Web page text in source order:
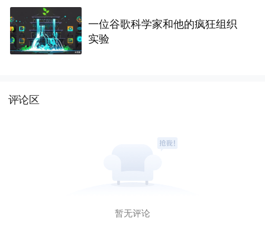
一位谷歌科学家和他的疯狂组织
实验
评论区
暂无评论